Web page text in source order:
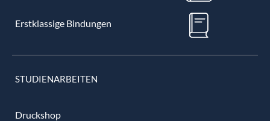
Erstklassige Bindungen
STUDIENARBEITEN
Druckshop